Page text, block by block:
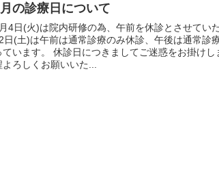
の診療日について
4日(火)は院内研修の為、午前を休診とさせていた
日(土)は午前は通常診療のみ休診、午後は通常診
す。 休診日につきましてご迷惑をお掛けしますが、 ご理解の
よろしくお願いいた...